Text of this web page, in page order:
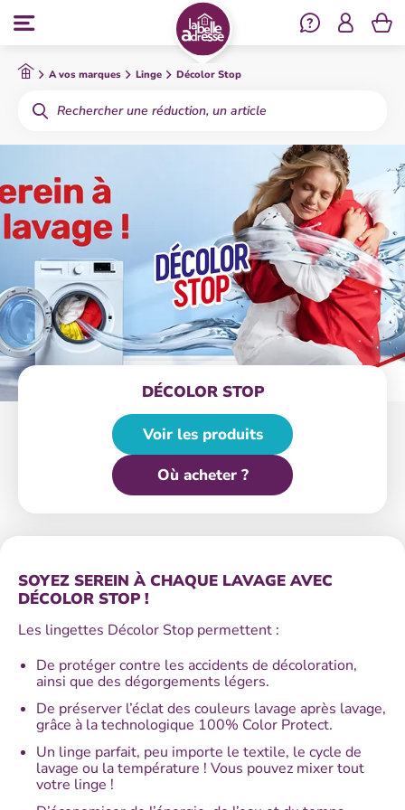
Se
Menu
A vos marques Linge Décolor Stop
Rechercher
DÉCOLOR STOP
Où acheter ?
Voir les produits
SOYEZ SEREIN À CHAQUE LAVAGE AVEC
DÉCOLOR STOP !
Les lingettes Décolor Stop permettent :
De protéger contre les accidents de décoloration,
ainsi que des dégorgements légers.
De préserver l’éclat des couleurs lavage après lavage,
grâce à la technologique 100% Color Protect.
Un linge parfait, peu importe le textile, le cycle de
lavage ou la température ! Vous pouvez mixer tout
votre linge !